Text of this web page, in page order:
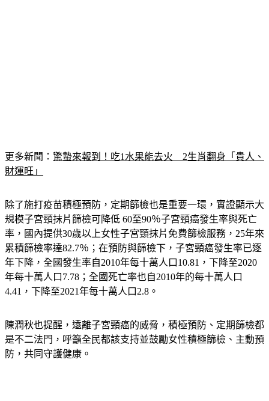
更多新聞： 驚蟄來報到！吃1水果能去火　2生肖翻身「貴人、
財運旺」
除了施打疫苗積極預防，定期篩檢也是重要一環，實證顯示大
規模子宮頸抹片篩檢可降低 60至90％子宮頸癌發生率與死亡
率，國內提供30歲以上女性子宮頸抹片免費篩檢服務，25年來
累積篩檢率達82.7％；在預防與篩檢下，子宮頸癌發生率已逐
年下降，全國發生率自2010年每十萬人口10.81，下降至2020
年每十萬人口7.78；全國死亡率也自2010年的每十萬人口
4.41，下降至2021年每十萬人口2.8。
陳潤秋也提醒，遠離子宮頸癌的威脅，積極預防、定期篩檢都
是不二法門，呼籲全民都該支持並鼓勵女性積極篩檢、主動預
防，共同守護健康。